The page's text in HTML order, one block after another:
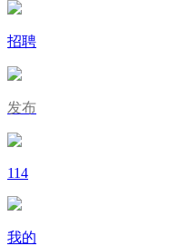
招聘
发布
114
我的